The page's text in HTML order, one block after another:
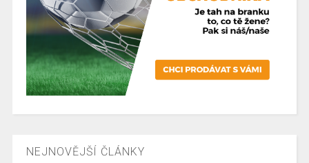
NEJNOVĚJŠÍ ČLÁNKY